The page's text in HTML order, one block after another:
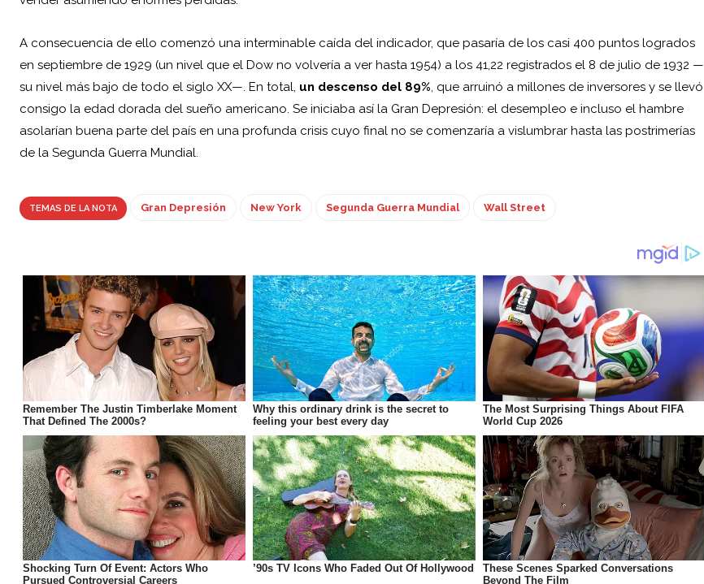
A consecuencia de ello comenzó una interminable caída del indicador, que pasaría de los casi 400 puntos logrados
en septiembre de 1929 (un nivel que el Dow no volvería a ver hasta 1954) a los 41,22 registrados el 8 de julio de 1932 —
su nivel más bajo de todo el siglo XX—. En total, un descenso del 89%, que arruinó a millones de inversores y se llevó
consigo la edad dorada del sueño americano. Se iniciaba así la Gran Depresión: el desempleo e incluso el hambre
asolarían buena parte del país en una profunda crisis cuyo final no se comenzaría a vislumbrar hasta las postrimerías
de la Segunda Guerra Mundial.
TEMAS DE LA NOTA Gran Depresión New York Segunda Guerra Mundial Wall Street